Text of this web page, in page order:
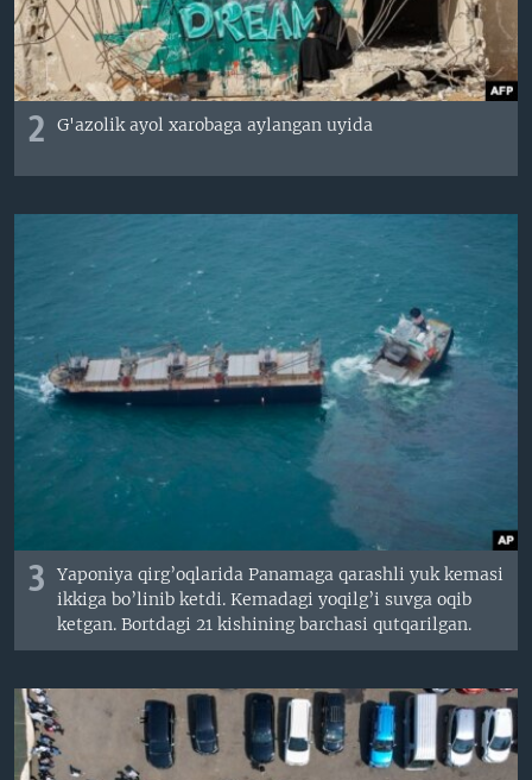
2 G'azolik ayol xarobaga aylangan uyida
3
Yaponiya qirg’oqlarida Panamaga qarashli yuk kemasi
ikkiga bo’linib ketdi. Kemadagi yoqilg’i suvga oqib
ketgan. Bortdagi 21 kishining barchasi qutqarilgan.